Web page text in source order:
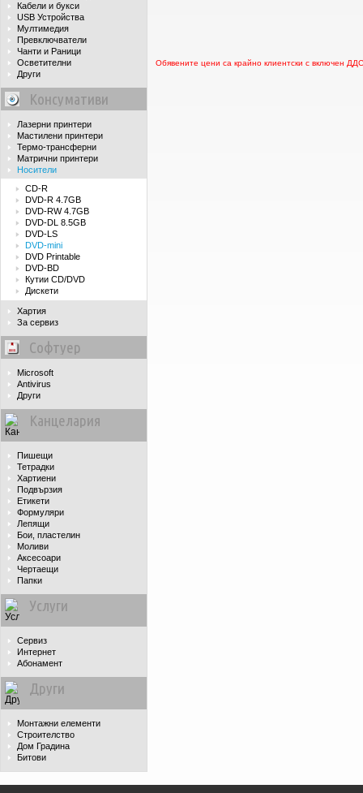
Кабели и букси
USB Устройства
Мултимедия
Превключватели
Чанти и Раници
Осветителни
Други
Консумативи
Лазерни принтери
Мастилени принтери
Термо-трансферни
Матрични принтери
Носители
CD-R
DVD-R 4.7GB
DVD-RW 4.7GB
DVD-DL 8.5GB
DVD-LS
DVD-mini
DVD Printable
DVD-BD
Кутии CD/DVD
Дискети
Хартия
За сервиз
Софтуер
Microsoft
Antivirus
Други
Канцелария
Пишещи
Тетрадки
Хартиени
Подвързия
Етикети
Формуляри
Лепящи
Бои, пластелин
Моливи
Аксесоари
Чертаещи
Папки
Услуги
Сервиз
Интернет
Абонамент
Други
Монтажни елементи
Строителство
Дом Градина
Битови
Обявените цени са крайно клиентски с включен ДДС